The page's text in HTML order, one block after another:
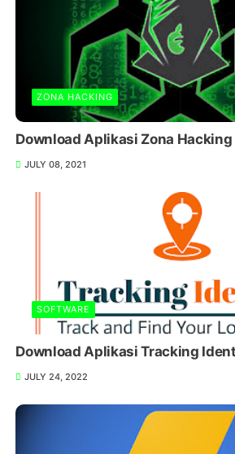
ZONA HACKING
Download Aplikasi Zona Hacking
JULY 08, 2021
SOFTWARE
Download Aplikasi Tracking
JULY 24, 2022